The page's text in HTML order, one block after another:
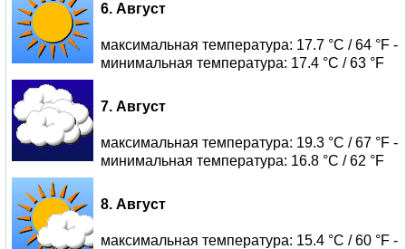
6. Август
максимальная температура: 17.7 °C / 64 °F -
минимальная температура: 17.4 °C / 63 °F
7. Август
максимальная температура: 19.3 °C / 67 °F -
минимальная температура: 16.8 °C / 62 °F
8. Август
максимальная температура: 15.4 °C / 60 °F -